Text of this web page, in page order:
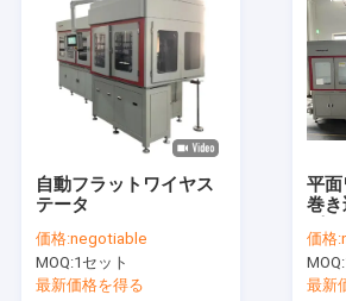
自動フラットワイヤス
テータ
価格:negotiable
MOQ:1セット
最新価格を得る
平
巻き
ヤの
価格:
MOQ:
最新